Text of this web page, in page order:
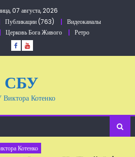
07 августа, 2026
Публикации (763)
Видеоканалы
Церковь Бога Живого Ретро
СБУ
Котенко
Котенко